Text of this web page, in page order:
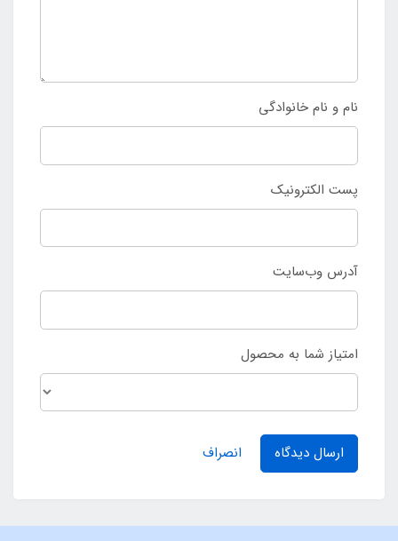
نام و نام خانوادگی
پست الکترونیک
آدرس وب‌سایت
امتیاز شما به محصول
ارسال دیدگاه انصراف